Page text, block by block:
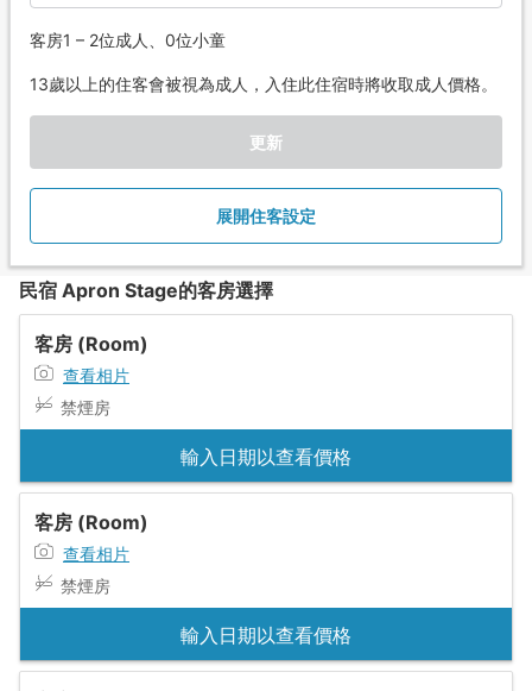
客房1 – 2位成人、0位小童
13歲以上的住客會被視為成人，入住此住宿時將收取成人價格。
更新
展開住客設定
民宿 Apron Stage的客房選擇
客房 (Room)
查看相片
禁煙房
輸入日期以查看價格
客房 (Room)
查看相片
禁煙房
輸入日期以查看價格